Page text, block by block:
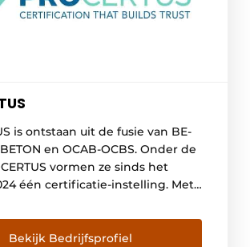
is ontstaan uit de fusie van BE-
en OCAB-OCBS. Onder de
vormen ze sinds het
één certificatie-instelling. Met
team een
expertise op het gebied van
Bekijk Bedrijfsprofiel